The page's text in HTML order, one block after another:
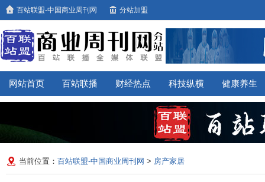
百站联盟-中国商业周刊网 分站加盟
网站首页 百站联播 财经热点 科技纵横 健康养生
当前位置： 百站联盟-中国商业周刊网 > 房产家居